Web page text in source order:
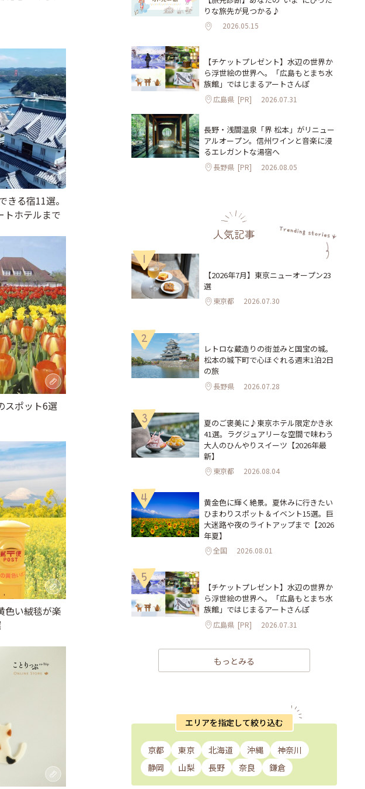
る宿11選。
トホテルまで
スポット6選
色い絨毯が楽
りな旅先が見つかる♪
2026.05.15
【チケットプレゼント】水辺の世界か
ら浮世絵の世界へ。「広島もとまち水
族館」ではじまるアートさんぽ
広島県 [PR] 2026.07.31
長野・浅間温泉「界 松本」がリニュー
アルオープン。信州ワインと音楽に浸
るエレガントな湯宿へ
長野県 [PR] 2026.08.05
人気記事
1
【2026年7月】東京ニューオープン23
選
東京都 2026.07.30
2
レトロな蔵造りの街並みと国宝の城。
松本の城下町で心ほぐれる週末1泊2日
の旅
長野県 2026.07.28
3
夏のご褒美に♪東京ホテル限定かき氷
41選。ラグジュアリーな空間で味わう
大人のひんやりスイーツ【2026年最
新】
東京都 2026.08.04
4
黄金色に輝く絶景。夏休みに行きたい
ひまわりスポット＆イベント15選。巨
大迷路や夜のライトアップまで【2026
年夏】
全国 2026.08.01
5
【チケットプレゼント】水辺の世界か
ら浮世絵の世界へ。「広島もとまち水
族館」ではじまるアートさんぽ
広島県 [PR] 2026.07.31
もっとみる
エリアを指定して絞り込む
京都 東京 北海道 沖縄
神奈川
静岡
山梨 長野 奈良 鎌倉